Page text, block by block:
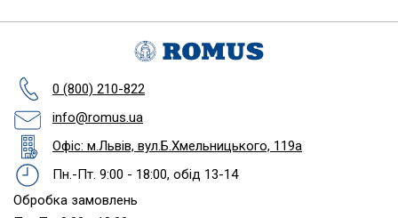
0 (800) 210-822
info@romus.ua
Офіс: м.Львів, вул.Б.Хмельницького, 119а
Пн.-Пт. 9:00 - 18:00, обід 13-14
Обробка замовлень